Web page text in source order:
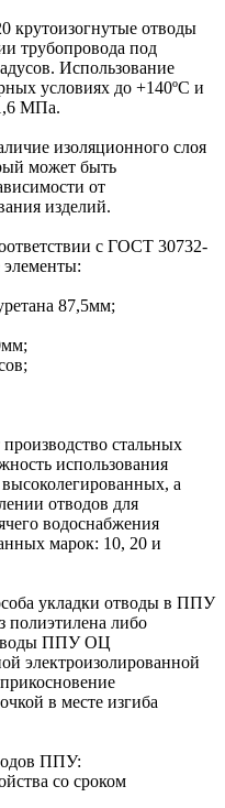
крутоизогнутые отводы
трубопровода под
Использование
условиях до +140ºС и
МПа.
изоляционного слоя
может быть
от
изделий.
с ГОСТ 30732-
элементы:
87,5мм;
стальных
использования
а
отводов для
водоснабжения
марок: 10, 20 и
укладки отводы в ППУ
полиэтилена либо
ППУ ОЦ
электроизолированной
в месте изгиба
ППУ:
со сроком